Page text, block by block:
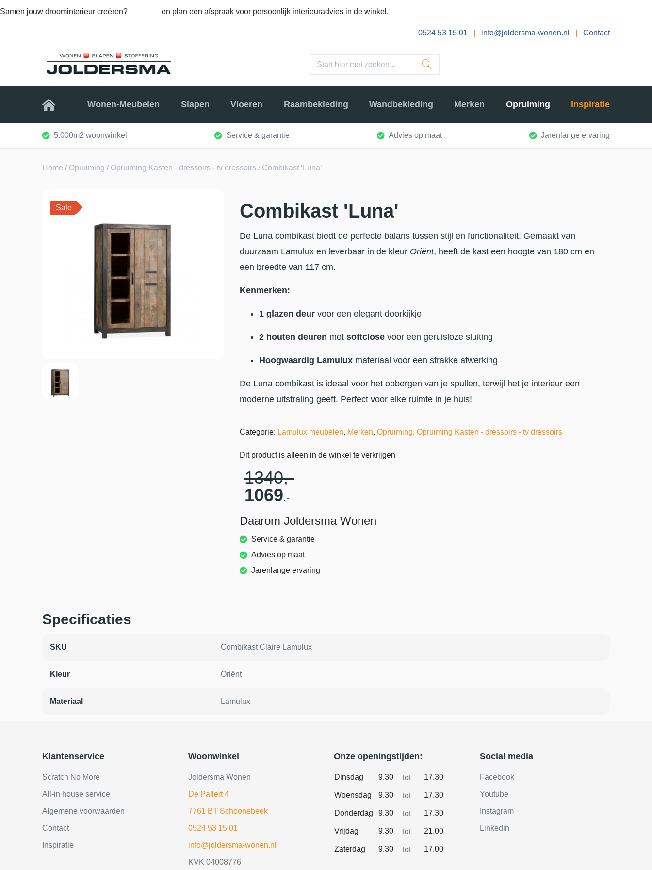
Samen jouw droominterieur creëren? en plan een afspraak voor persoonlijk interieuradvies in de winkel.
0524 53 15 01 info@joldersma-wonen.nl Contact
Home Wonen-Meubelen Slapen Vloeren Raambekleding Wandbekleding Merken Opruiming Inspiratie
5.000m2 woonwinkel Service & garantie Advies op maat Jarenlange ervaring
Home / Opruiming / Opruiming Kasten - dressoirs - tv dressoirs / Combikast ‘Luna’
Sale Combikast 'Luna'
De Luna combikast biedt de perfecte balans tussen stijl en functionaliteit. Gemaakt van
duurzaam Lamulux en leverbaar in de kleur Oriënt, heeft de kast een hoogte van 180 cm en
een breedte van 117 cm.
Kenmerken:
1 glazen deur voor een elegant doorkijkje
2 houten deuren met softclose voor een geruisloze sluiting
Hoogwaardig Lamulux materiaal voor een strakke afwerking
De Luna combikast is ideaal voor het opbergen van je spullen, terwijl het je interieur een
moderne uitstraling geeft. Perfect voor elke ruimte in je huis!
Categorie: Lamulux meubelen, Merken, Opruiming, Opruiming Kasten - dressoirs - tv dressoirs
Dit product is alleen in de winkel te verkrijgen
1340,-
1069,-
Daarom Joldersma Wonen
Service & garantie
Advies op maat
Jarenlange ervaring
Specificaties
SKU Combikast Claire Lamulux
Kleur Oriënt
Materiaal Lamulux
Klantenservice
Scratch No More
All-in house service
Algemene voorwaarden
Contact
Inspiratie
Woonwinkel
Joldersma Wonen
De Pallert 4
7761 BT Schoonebeek
0524 53 15 01
info@joldersma-wonen.nl
KVK 04008776
Onze openingstijden:
Dinsdag 9.30 tot 17.30
Woensdag 9.30 tot 17.30
Donderdag 9.30 tot 17.30
Vrijdag 9.30 tot 21.00
Zaterdag 9.30 tot 17.00
Social media
Facebook
Youtube
Instagram
Linkedin